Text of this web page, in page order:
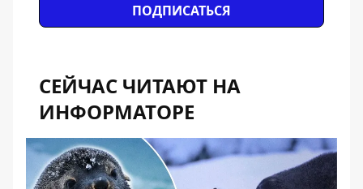
ПОДПИСАТЬСЯ
СЕЙЧАС ЧИТАЮТ НА
ИНФОРМАТОРЕ